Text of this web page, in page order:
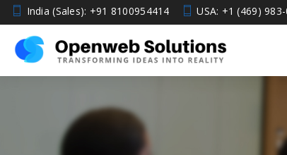
India (Sales): +91 8100954414 USA: +1 (469)